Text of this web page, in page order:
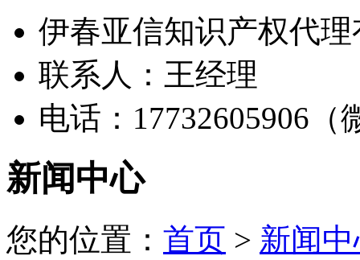
伊春亚信知识产权代
联系人：王经理
电话：17732605906（
新闻中心
您的位置： 首页 > 新闻